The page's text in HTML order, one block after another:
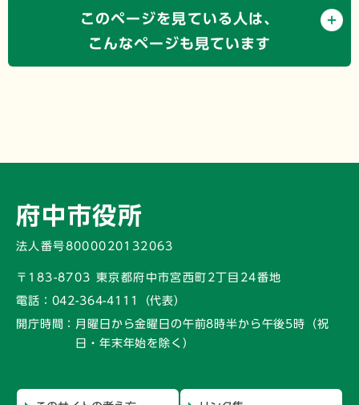
このページを見ている人は、
こんなページも見ています
府中市役所
法人番号8000020132063
〒183-8703 東京都府中市宮西町2丁目24番地
電話： 042-364-4111（代表）
開庁時間： 月曜日から金曜日の午前8時半から午後5時 （祝
日・年末年始を除く）